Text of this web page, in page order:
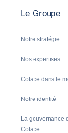
Le Groupe
Notre stratégie
Nos expertises
Coface dans le
Notre identité
La gouvernance
Coface